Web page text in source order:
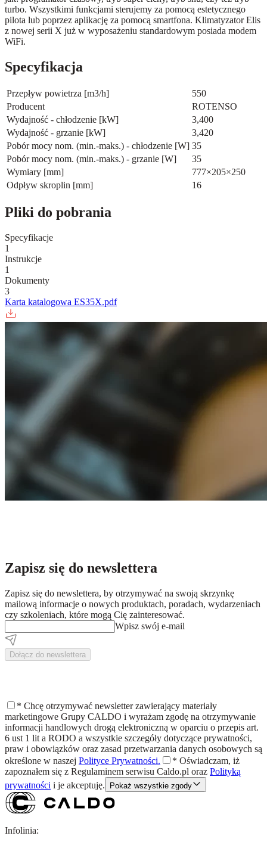
turbo. Wszystkimi funkcjami sterujemy za pomocą estetycznego
pilota lub poprzez aplikację za pomocą smartfona. Klimatyzator Elis
z nowej serii X już w wyposażeniu standardowym posiada modem
WiFi.
Specyfikacja
Przepływ powietrza [m3/h]
550
Producent
ROTENSO
Wydajność - chłodzenie [kW]
3,400
Wydajność - grzanie [kW]
3,420
Pobór mocy nom. (min.-maks.) - chłodzenie [W] 35
Pobór mocy nom. (min.-maks.) - grzanie [W]
35
Wymiary [mm]
777×205×250
Odpływ skroplin [mm]
16
Pliki do pobrania
Specyfikacje
1
Instrukcje
1
Dokumenty
3
Karta katalogowa ES35X.pdf
Zapisz się do newslettera
Zapisz się do newslettera, by otrzymywać na swoją skrzynkę
mailową informacje o nowych produktach, poradach, wydarzeniach
czy szkoleniach, które mogą Cię zainteresować.
Wpisz swój e-mail
Dołącz do newslettera
* Chcę otrzymywać newsletter zawierający materiały
marketingowe Grupy CALDO i wyrażam zgodę na otrzymywanie
informacji handlowych drogą elektroniczną w oparciu o przepis art.
6 ust 1 lit a RODO a wszystkie szczegóły dotyczące prywatności,
praw i obowiązków oraz zasad przetwarzania danych osobowych są
określone w naszej Polityce Prywatności. * Oświadczam, iż
zapoznałem się z Regulaminem serwisu Caldo.pl oraz Polityką
prywatności i je akceptuję. Pokaż wszystkie zgody
Infolinia: